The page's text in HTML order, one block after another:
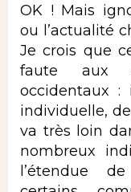
OK ! Mais
ou l’actualité
Je crois que
faute aux
occidentaux
individuelle,
va très loin
nombreux
l’étendue